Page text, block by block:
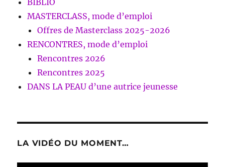
MASTERCLASS, mode d’emploi
Offres de Masterclass 2025-2026
RENCONTRES, mode d’emploi
Rencontres 2026
Rencontres 2025
DANS LA PEAU d’une autrice jeunesse
LA VIDÉO DU MOMENT…